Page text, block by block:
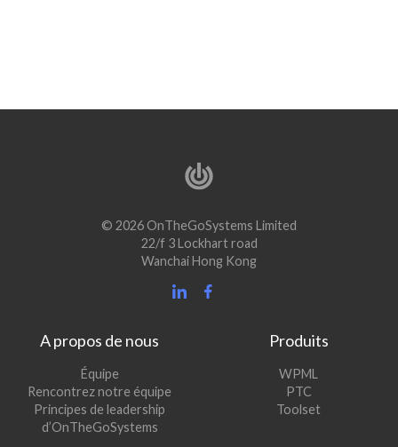
© 2026 OnTheGoSystems Limited
22/f 3 Lockhart road
Wanchai Hong Kong
A propos de nous
Équipe
Rencontrez notre équipe
Principes de leadership
d’OnTheGoSystems
Produits
WPML
une
PTC(s’ouvre
dans
Toolset(s’ouvre